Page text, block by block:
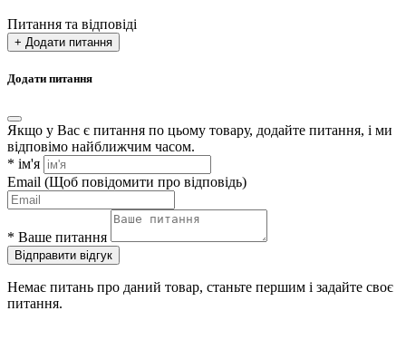
Питання та відповіді
+ Додати питання
Додати питання
Якщо у Вас є питання по цьому товару, додайте питання, і ми
відповімо найближчим часом.
* ім'я
Email (Щоб повідомити про відповідь)
* Ваше питання
Відправити відгук
Немає питань про даний товар, станьте першим і задайте своє
питання.